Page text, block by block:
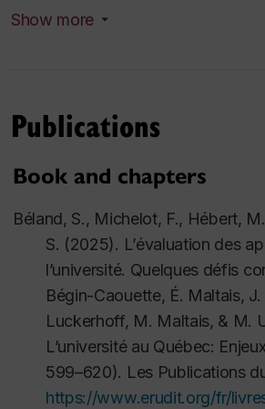
et rapports aux nouveaux
Role: Principal Investigator
Amélie Daoust-Boisvert
Status: completed
As a Co-investigator or
Collaborator
Development and validation
language socialization self-
Funding from SSHRC ()
Show more
Publications
Book and chapters
Béland, S., Michelot, F., Hébert,
S. (2025). L’évaluation des
l’université. Quelques défis
Bégin-Caouette, É. Maltais,
Luckerhoff, M. Maltais, & M.
L’université au Québec:
599–620). Les Publications
https://www.erudit.org/fr/